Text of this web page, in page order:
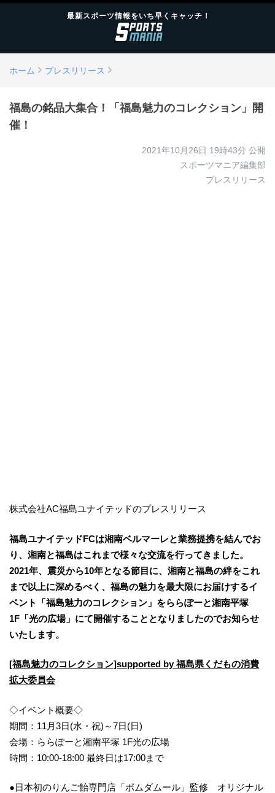
最新スポーツ情報をいち早くキャッチ！
ホーム プレスリリース
福島の銘品大集合！「福島魅力のコレクション」開
催！
2021年10月26日 19時43分 公開
スポーツマニア編集部
プレスリリース
株式会社AC福島ユナイテッドのプレスリリース
福島ユナイテッドFCは湘南ベルマーレと業務提携を結んでお
り、湘南と福島はこれまで様々な交流を行ってきました。
2021年、震災から10年となる節目に、湘南と福島の絆をこれ
まで以上に深めるべく、福島の魅力を最大限にお届けするイ
ベント「福島魅力のコレクション」をららぽーと湘南平塚
1F「光の広場」にて開催することとなりましたのでお知らせ
いたします。
[福島魅力のコレクション]supported by 福島県くだもの消費
拡大委員会
◇イベント概要◇
期間：11月3日(水・祝)～7日(日)
会場：ららぽーと湘南平塚 1F光の広場
時間：10:00-18:00 最終日は17:00まで
●日本初のりんご飴専門店「ポムダムール」監修 オリジナル